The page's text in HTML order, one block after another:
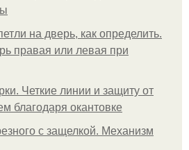
на дверь, как определить.
правая или левая при
Четкие линии и защиту от
благодаря окантовке
с защелкой. Механизм